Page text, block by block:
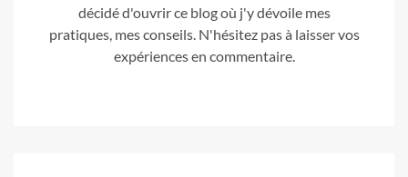
décidé d'ouvrir ce blog où j'y dévoile mes
pratiques, mes conseils. N'hésitez pas à laisser vos
expériences en commentaire.